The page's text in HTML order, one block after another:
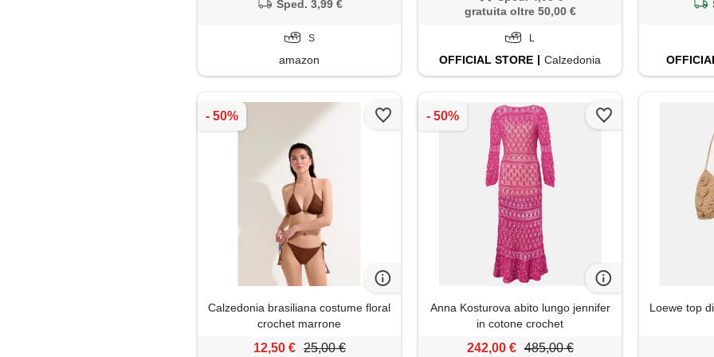
Sped. 3,99 €
S
amazon
gratuita oltre 50,00 €
L
OFFICIAL STORE Calzedonia
Calzedonia brasiliana costume floral
crochet marrone
12,50 € 25,00 €
Anna Kosturova abito lungo jennifer
in cotone crochet
242,00 € 485,00 €
Loewe top